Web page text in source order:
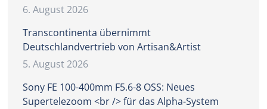
6. August 2026
Transcontinenta übernimmt
Deutschlandvertrieb von Artisan&Artist
5. August 2026
Sony FE 100-400mm F5.6-8 OSS: Neues
Supertelezoom <br /> für das Alpha-System